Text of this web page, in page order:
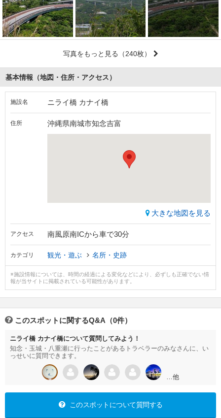
写真をもっと見る （240枚）
基本情報（地図・住所・アクセス）
施設名 ニライ橋 カナイ橋
住所 沖縄県南城市知念吉富
大きな地図を見る
アクセス 南風原南ICから車で30分
カテゴリ 観光・遊ぶ 名所・史跡
※施設情報については、時間の経過による変化などにより、必ずしも正確でない情
報が当サイトに掲載されている可能性があります。
このスポットに関するQ&A（0件）
ニライ橋 カナイ橋について質問してみよう！
知念・玉城・八重瀬に行ったことがあるトラベラーのみなさんに、い
っせいに質問できます。
…他
このスポットについて質問する